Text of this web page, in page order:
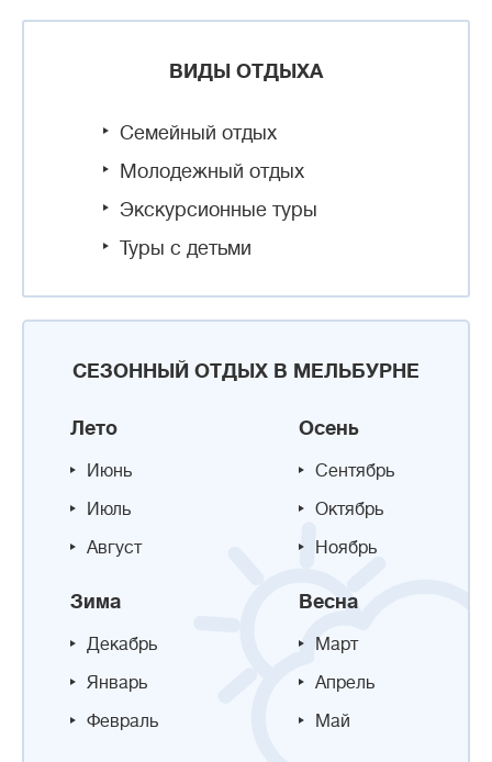
ВИДЫ ОТДЫХА
Семейный отдых
Молодежный отдых
Экскурсионные туры
Туры с детьми
СЕЗОННЫЙ ОТДЫХ В МЕЛЬБУРНЕ
Лето
Июнь
Июль
Август
Осень
Сентябрь
Октябрь
Ноябрь
Зима
Декабрь
Январь
Февраль
Весна
Март
Апрель
Май